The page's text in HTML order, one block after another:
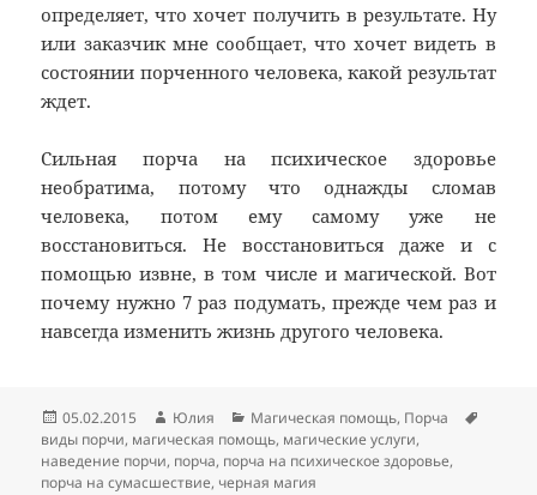
определяет, что хочет получить в результате. Ну
или заказчик мне сообщает, что хочет видеть в
состоянии порченного человека, какой результат
ждет.
Сильная порча на психическое здоровье
необратима, потому что однажды сломав
человека, потом ему самому уже не
восстановиться. Не восстановиться даже и с
помощью извне, в том числе и магической. Вот
почему нужно 7 раз подумать, прежде чем раз и
навсегда изменить жизнь другого человека.
Опубликовано
05.02.2015 Автор
Юлия Рубрики
Магическая помощь, Порча
виды порчи, магическая помощь, магические услуги,
наведение порчи, порча, порча на психическое здоровье,
порча на сумасшествие, черная магия